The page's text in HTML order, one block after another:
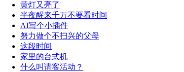
黄灯又亮了
半夜醒来千万不要看时间
AI写个小插件
努力做个不扫兴的父母
这段时间
家里的台式机
什么叫请客活动？